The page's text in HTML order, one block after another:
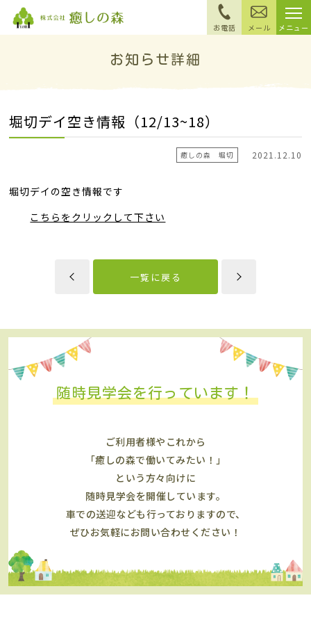
お知らせ詳細
堀切デイ空き情報（12/13~18）
癒しの森 堀切 2021.12.10
堀切デイの空き情報です
こちらをクリックして下さい
一覧に戻る
随時見学会を行っています！
ご利用者様やこれから
「癒しの森で働いてみたい！」
という方々向けに
随時見学会を開催しています。
車での送迎なども行っておりますので、
ぜひお気軽にお問い合わせください！